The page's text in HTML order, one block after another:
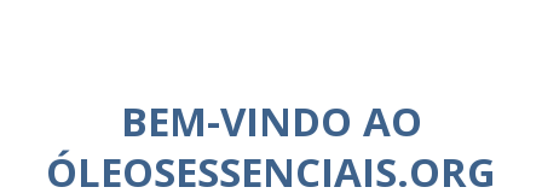
BEM-VINDO AO
ÓLEOSESSENCIAIS.ORG